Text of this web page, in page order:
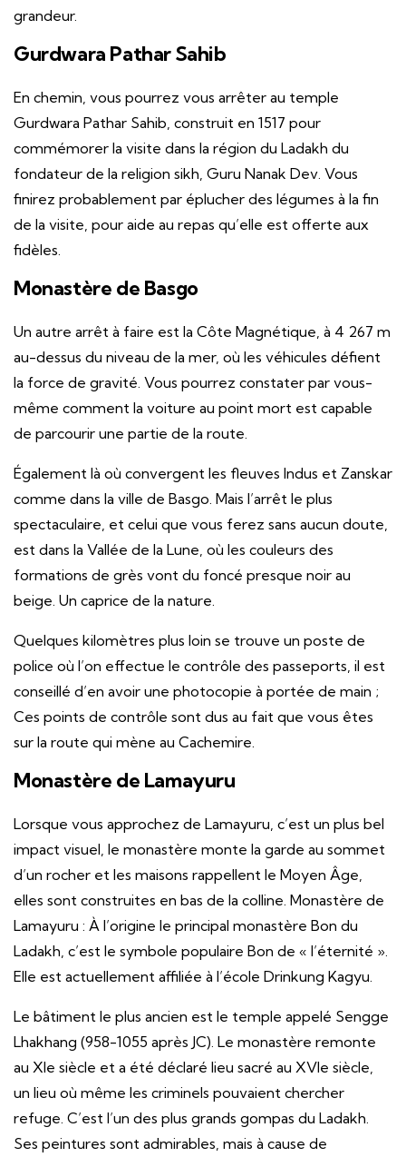
grandeur.
Gurdwara Pathar Sahib
En chemin, vous pourrez vous arrêter au temple
Gurdwara Pathar Sahib, construit en 1517 pour
commémorer la visite dans la région du Ladakh du
fondateur de la religion sikh, Guru Nanak Dev. Vous
finirez probablement par éplucher des légumes à la fin
de la visite, pour aide au repas qu’elle est offerte aux
fidèles.
Monastère de Basgo
Un autre arrêt à faire est la Côte Magnétique, à 4 267 m
au-dessus du niveau de la mer, où les véhicules défient
la force de gravité. Vous pourrez constater par vous-
même comment la voiture au point mort est capable
de parcourir une partie de la route.
Également là où convergent les fleuves Indus et Zanskar
comme dans la ville de Basgo. Mais l’arrêt le plus
spectaculaire, et celui que vous ferez sans aucun doute,
est dans la Vallée de la Lune, où les couleurs des
formations de grès vont du foncé presque noir au
beige. Un caprice de la nature.
Quelques kilomètres plus loin se trouve un poste de
police où l’on effectue le contrôle des passeports, il est
conseillé d’en avoir une photocopie à portée de main ;
Ces points de contrôle sont dus au fait que vous êtes
sur la route qui mène au Cachemire.
Monastère de Lamayuru
Lorsque vous approchez de Lamayuru, c’est un plus bel
impact visuel, le monastère monte la garde au sommet
d’un rocher et les maisons rappellent le Moyen Âge,
elles sont construites en bas de la colline. Monastère de
Lamayuru : À l’origine le principal monastère Bon du
Ladakh, c’est le symbole populaire Bon de « l’éternité ».
Elle est actuellement affiliée à l’école Drinkung Kagyu.
Le bâtiment le plus ancien est le temple appelé Sengge
Lhakhang (958-1055 après JC). Le monastère remonte
au XIe siècle et a été déclaré lieu sacré au XVIe siècle,
un lieu où même les criminels pouvaient chercher
refuge. C’est l’un des plus grands gompas du Ladakh.
Ses peintures sont admirables, mais à cause de